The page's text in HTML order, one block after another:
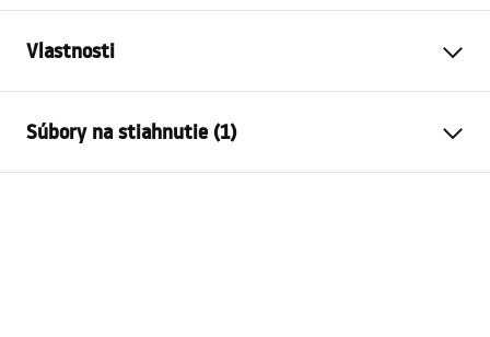
Vlastnosti
Typ lampy
Kompatibilné splachovacie
Typ HD
Súbory na stiahnutie (1)